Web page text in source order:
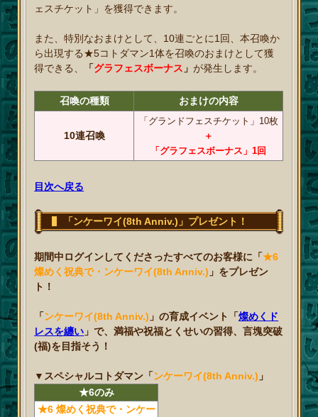
ェスチケット」を獲得できます。
また、特別なおまけとして、10連ごとに1回、本召喚か
ら出現する★5コトダマン1体を召喚のおまけとして獲
得できる、
「グラフェスボーナス 」が発生します。
召喚の種類 おまけの内容
10連召喚
「グランドフェスチケット」10枚
＋
「グラフェスボーナス」1回
目次へ戻る
「ンケーワイ(8th Anniv.)」プレゼント！
期間中ログインしてくださったすべてのお客様に「★6
燦めく祝典で・ンケーワイ(8th Anniv.) 」をプレゼン
ト！
「ンケーワイ(8th Anniv.) 」の育成イベント「燦めくド
レスを纏い 」で、満福や祝福とくせいの習得、言塊突破
(福)を目指そう！
▼スペシャルコトダマン「ンケーワイ(8th Anniv.) 」
★6のみ
★6 燦めく祝典で・ンケー